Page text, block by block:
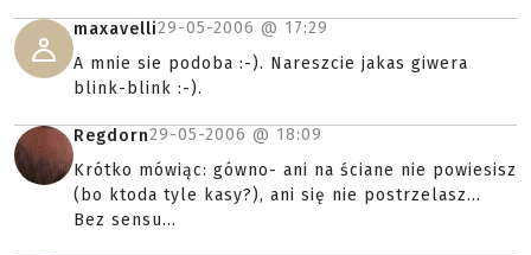
maxavelli29-05-2006 @ 17:29
A mnie sie podoba :-). Nareszcie jakas giwera
blink-blink :-).
Regdorn29-05-2006 @ 18:09
Krótko mówiąc: gówno- ani na ściane nie powiesisz
(bo ktoda tyle kasy?), ani się nie postrzelasz...
Bez sensu...